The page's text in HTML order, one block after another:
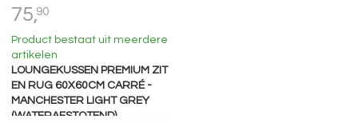
75,90
Product bestaat uit meerdere
artikelen
LOUNGEKUSSEN PREMIUM ZIT
EN RUG 60X60CM CARRÉ -
MANCHESTER LIGHT GREY
(WATERAFSTOTEND)